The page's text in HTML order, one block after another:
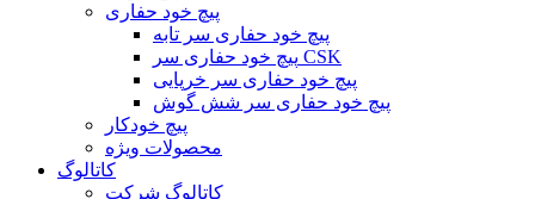
پیچ خود حفاری
پیچ خود حفاری سر تابه
پیچ خود حفاری سر CSK
پیچ خود حفاری سر خرپایی
پیچ خود حفاری سر شش گوش
پیچ خودکار
محصولات ویژه
کاتالوگ
کاتالوگ شرکت